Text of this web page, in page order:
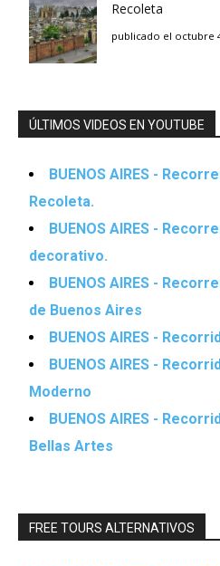
Recoleta
publicado el octubre
ÚLTIMOS VIDEOS EN YOUTUBE
BUENOS AIRES -
Recoleta.
BUENOS AIRES -
decorativo.
BUENOS AIRES -
de Buenos Aires
BUENOS AIRES -
BUENOS AIRES -
Moderno
BUENOS AIRES -
Bellas Artes
FREE TOURS ALTERNATIVOS